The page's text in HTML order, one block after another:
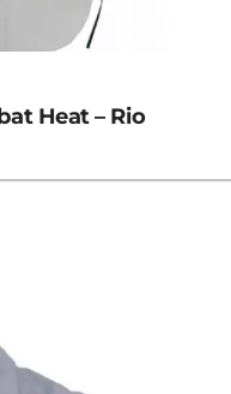
Heat – Rio